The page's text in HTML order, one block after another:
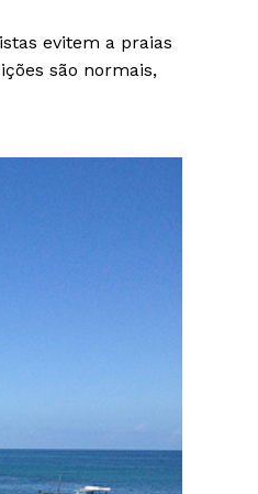
evitem a praias
são normais,